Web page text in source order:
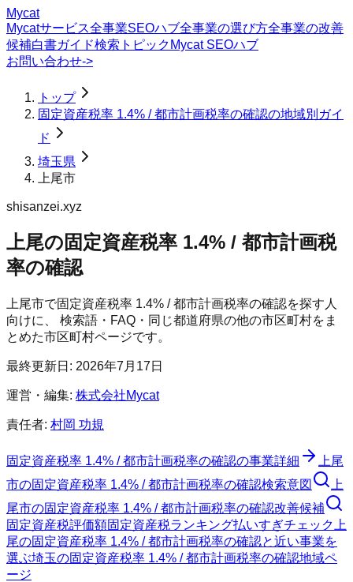
Mycat
Mycatサービス全事業SEOハブ全事業の選び方全事業の改善
候補白書ガイド検索トピック Mycat SEOハブ
お問い合わせ->
トップ
固定資産税率 1.4% / 都市計画税率の確認の地域別ガイ
ド
埼玉県
上尾市
shisanzei.xyz
上尾の固定資産税率 1.4% / 都市計画税
率の確認
上尾市で固定資産税率 1.4% / 都市計画税率の確認を探す人
向けに、 検索語・FAQ・同じ都道府県の他の市区町村をま
とめた市区町村ページです。
最終更新日: 2026年7月17日
運営・編集: 株式会社Mycat
責任者: 村岡 功規
固定資産税率 1.4% / 都市計画税率の確認の事業詳細
上尾
市の固定資産税率 1.4% / 都市計画税率の確認検索意図
上
尾市の固定資産税率 1.4% / 都市計画税率の確認改善候補
固定資産税評価額固定資産税ランキング払いすぎチェック 上
尾の固定資産税率 1.4% / 都市計画税率の確認と近い事業を
選ぶ埼玉の固定資産税率 1.4% / 都市計画税率の確認地域ペ
ージ